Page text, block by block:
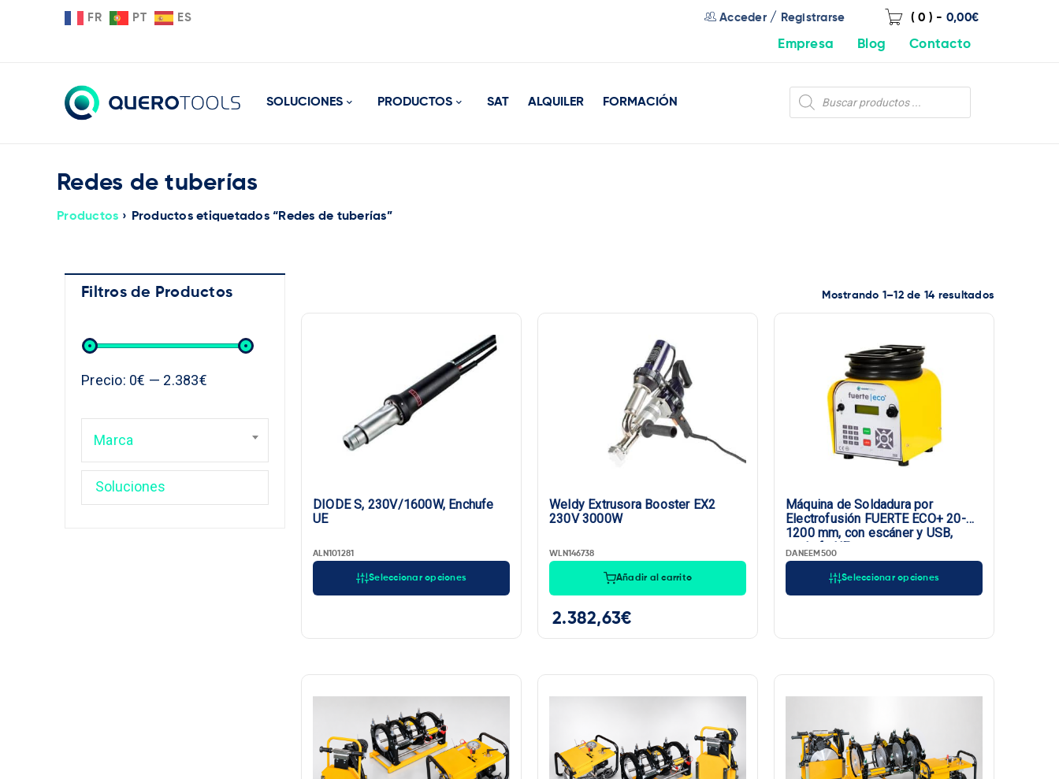
FR PT ES ( 0 ) - 0,00€
Acceder/ Registrarse
Empresa Blog Contacto
SOLUCIONES PRODUCTOS SAT ALQUILER FORMACIÓN
Redes de tuberías
Productos › Productos etiquetados “Redes de tuberías”
Filtros de Productos
Precio: 0€ — 2.383€
Marca
Mostrando 1–12 de 14 resultados
Seleccionar opciones
DIODE S, 230V/1600W, Enchufe
UE
ALN101281
Weldy Extrusora Booster EX2
230V 3000W
WLN146738
Añadir al carrito
2.382,63€
Seleccionar opciones
Máquina de Soldadura por
Electrofusión FUERTE ECO+ 20-
1200 mm, con escáner y USB,
enchufe UE
DANEEM500